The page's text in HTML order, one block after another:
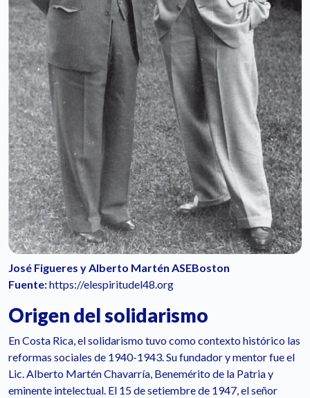
José Figueres y Alberto Martén ASEBoston
Fuente:https://elespiritudel48.org
Origen del solidarismo
En Costa Rica, el solidarismo tuvo como contexto histórico las
reformas sociales de 1940-1943. Su fundador y mentor fue el
Lic. Alberto Martén Chavarría, Benemérito de la Patria y
eminente intelectual. El 15 de setiembre de 1947, el señor